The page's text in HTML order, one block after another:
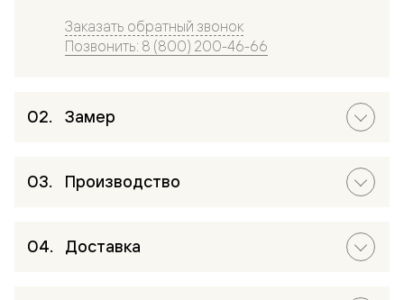
Заказать обратный звонок
Позвонить: 8 (800) 200-46-66
Замер
Производство
Доставка